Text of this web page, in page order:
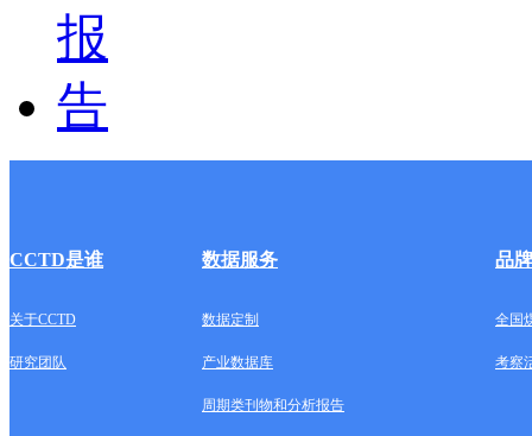
CCTD是谁 数据服务 品
关于CCTD 数据定制 全国
研究团队 产业数据库 考察
周期类刊物和分析报告